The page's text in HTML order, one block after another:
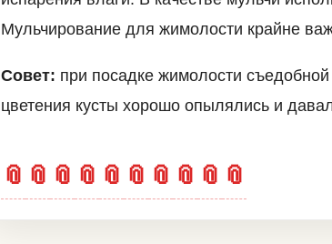
Мульчирование для жимолости крайне
Совет: при посадке жимолости
цветения кусты хорошо опылялись и
📎 📎 📎 📎 📎 📎 📎 📎 📎 📎